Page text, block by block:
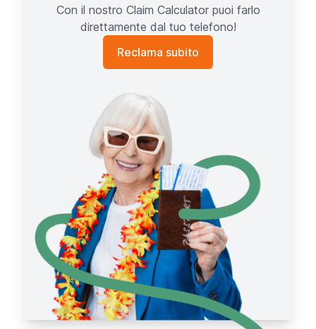
Con il nostro Claim Calculator puoi farlo
direttamente dal tuo telefono!
Reclama subito